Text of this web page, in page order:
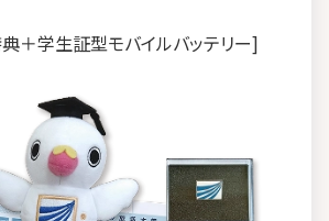
＋学生証型モバイルバッテリー]